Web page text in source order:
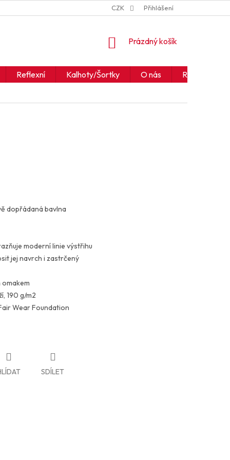
JAK ČÍST IKONY A SYMBOLY OBCHODNÍ
CZK Přihlášení
NÁKUPNÍ
Prázdný košík
Reflexní Kalhoty/Šortky O nás Realizace
dopřádaná bavlna
moderní linie výstřihu
jej navrch i zastrčený
190 g/m2
Wear Foundation
SDÍLET